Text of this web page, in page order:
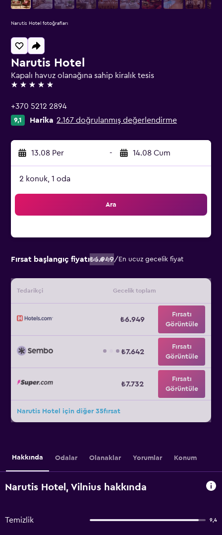
Narutis Hotel
Kapalı havuz olanağına sahip kiralık tesis
5 yıldız
+370 5212 2894
9,1 Harika 2.167 doğrulanmış değerlendirme
13.08 Per - 14.08 Cum
2 konuk, 1 oda
Ara
Fırsat başlangıç fiyatı₺6.949/ En ucuz gecelik fiyat
Tedarikçi Gecelik toplam
₺6.949
Fırsatı
Görüntüle
₺7.642
Fırsatı
Görüntüle
₺7.732
Fırsatı
Görüntüle
Narutis Hotel için diğer 35fırsat
Narutis Hotel fotoğrafları
Hakkında Odalar Olanaklar Yorumlar Konum
Narutis Hotel, Vilnius hakkında
Temizlik 9,4